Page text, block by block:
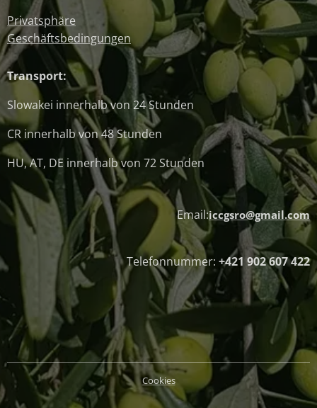
Privatsphäre
Geschäftsbedingungen
Transport:
Slowakei innerhalb von 24 Stunden
CR innerhalb von 48 Stunden
HU, AT, DE innerhalb von 72 Stunden
Email:iccgsro@gmail.com
Telefonnummer: +421 902 607 422
Cookies